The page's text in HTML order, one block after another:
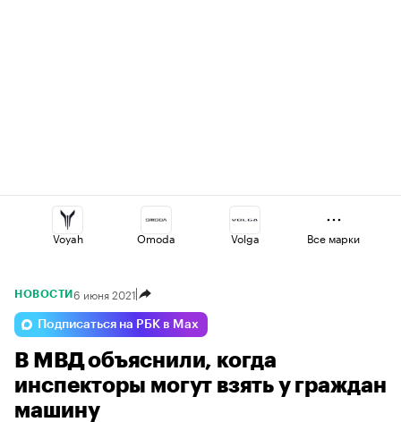
Voyah Omoda Volga
Jaecoo Esteo
Changan Lada Haval
Все марки
НОВОСТИ 6 июня 2021
Подписаться на РБК в Max
В МВД объяснили, когда
инспекторы могут взять у граждан
машину